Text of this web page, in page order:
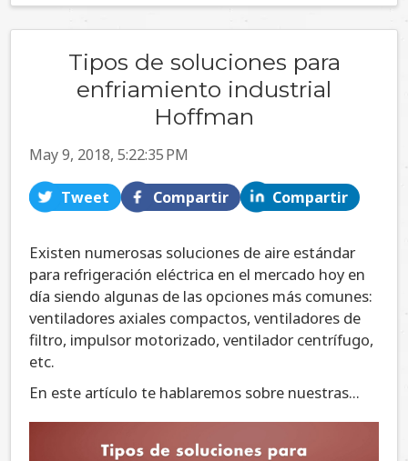
Tipos de soluciones para
enfriamiento industrial
Hoffman
May 9, 2018, 5:22:35 PM
Tweet Compartir Compartir
Existen numerosas soluciones de aire estándar
para refrigeración eléctrica en el mercado hoy en
día siendo algunas de las opciones más comunes:
ventiladores axiales compactos, ventiladores de
filtro, impulsor motorizado, ventilador centrífugo,
etc.
En este artículo te hablaremos sobre nuestras...